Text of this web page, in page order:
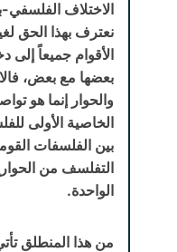
الاختلاف الفلسفي-
نعترف بهذا الحق
الأقوام جميعاً إلى
بعضها مع بعض،
والحوار إنما هو
الخاصية الأولى
بين الفلسفات
التفلسف من
الواحدة.
من هذا المنطلق